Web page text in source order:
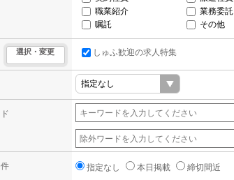
職業紹介
業務委託
嘱託
その他
選択・変更 しゅふ歓迎の求人特集
指定なし 本日掲載 締切間近